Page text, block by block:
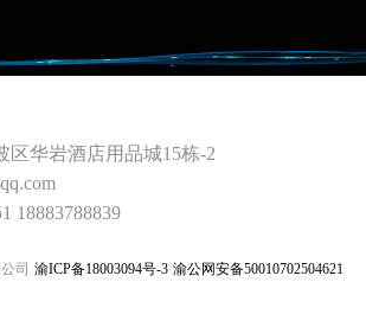
区华岩酒店用品城15栋-2
18883788839
司 渝ICP备18003094号-3 渝公网安备50010702504621